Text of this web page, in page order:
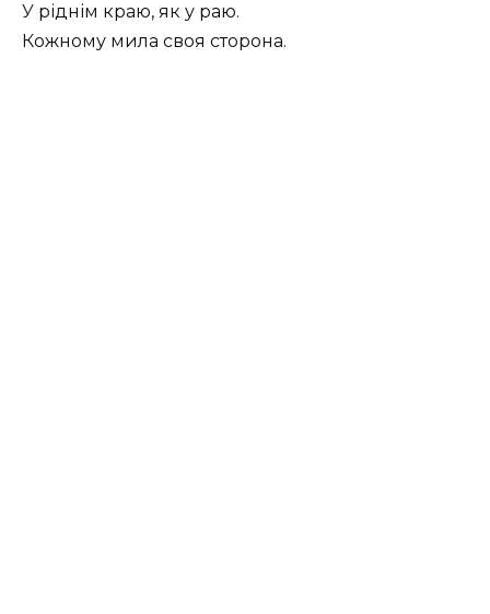
У ріднім краю, як у раю.
Кожному мила своя сторона.